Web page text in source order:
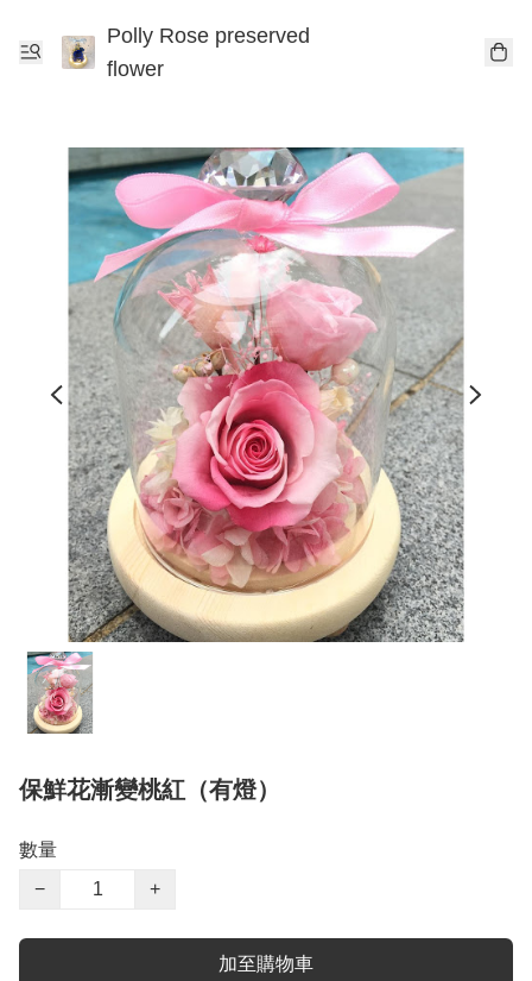
Polly Rose preserved
flower
保鮮花漸變桃紅（有燈）
數量
−
+
加至購物車